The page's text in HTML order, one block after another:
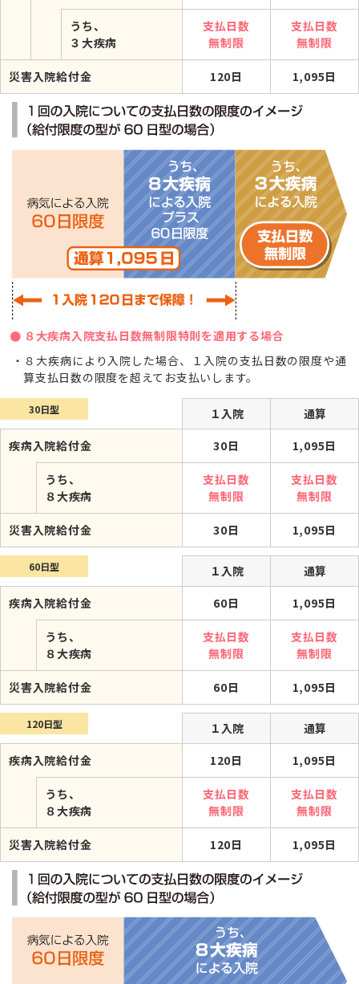
うち、
３大疾病
支払日数
無制限
支払日数
無制限
災害入院給付金 120日 1,095日
８大疾病入院支払日数無制限特則を適用する場合
８大疾病により入院した場合、１入院の支払日数の限度や通
算支払日数の限度を超えてお支払いします。
30日型 １入院
通算
疾病入院給付金
30日 1,095日
うち、
８大疾病
支払日数
無制限
支払日数
無制限
災害入院給付金 30日 1,095日
60日型 １入院
通算
疾病入院給付金
60日 1,095日
うち、
８大疾病
支払日数
無制限
支払日数
無制限
災害入院給付金 60日 1,095日
120日型 １入院
通算
疾病入院給付金
120日 1,095日
うち、
８大疾病
支払日数
無制限
支払日数
無制限
災害入院給付金 120日 1,095日